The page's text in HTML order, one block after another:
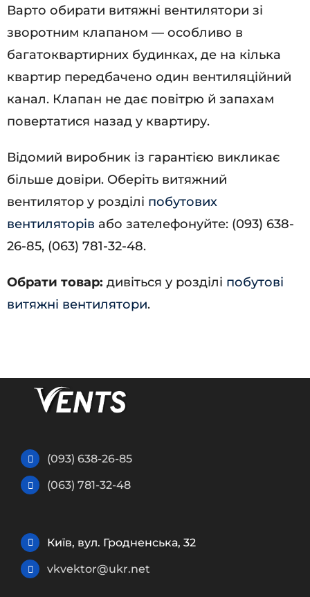
Варто обирати витяжні вентилятори зі
зворотним клапаном — особливо в
багатоквартирних будинках, де на кілька
квартир передбачено один вентиляційний
канал. Клапан не дає повітрю й запахам
повертатися назад у квартиру.
Відомий виробник із гарантією викликає
більше довіри. Оберіть витяжний
вентилятор у розділі побутових
вентиляторів або зателефонуйте: (093) 638-
26-85, (063) 781-32-48.
Обрати товар: дивіться у розділі побутові
витяжні вентилятори.
(093) 638-26-85
(063) 781-32-48
Київ, вул. Гродненська, 32
vkvektor@ukr.net